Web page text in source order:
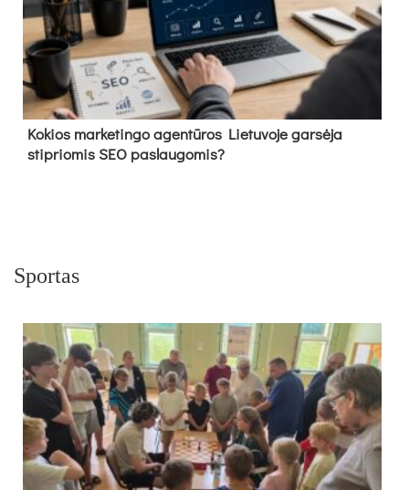
Kokios marketingo agentūros Lietuvoje garsėja
stipriomis SEO paslaugomis?
Sportas